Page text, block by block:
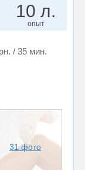
10 л.
опыт
/ 35 мин.
31 фото